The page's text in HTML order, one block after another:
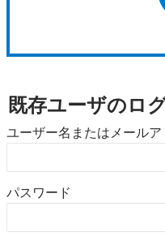
既存ユーザのロ
ユーザー名またはメールア
パスワード